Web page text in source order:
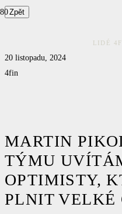
Zpět
LIDÉ
20 listopadu, 2024
4fin
MARTIN
TÝMU
OPTIMISTY,
PLNIT VELKÉ